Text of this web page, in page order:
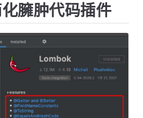
臃肿代码插件